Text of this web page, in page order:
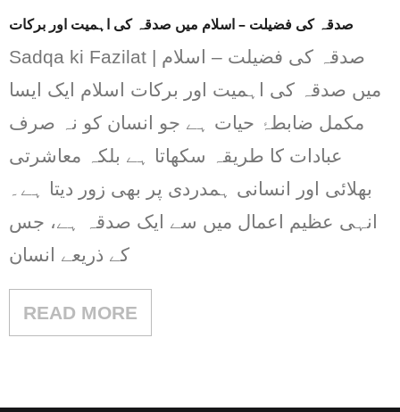
صدقہ کی فضیلت – اسلام میں صدقہ کی اہمیت اور برکات
Sadqa ki Fazilat | صدقہ کی فضیلت – اسلام
میں صدقہ کی اہمیت اور برکات اسلام ایک ایسا
مکمل ضابطۂ حیات ہے جو انسان کو نہ صرف
عبادات کا طریقہ سکھاتا ہے بلکہ معاشرتی
بھلائی اور انسانی ہمدردی پر بھی زور دیتا ہے۔
انہی عظیم اعمال میں سے ایک صدقہ ہے، جس
کے ذریعے انسان
READ MORE